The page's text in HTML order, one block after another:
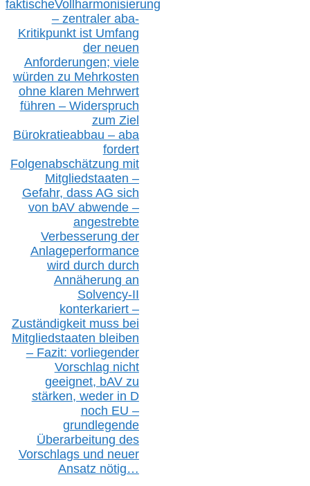
faktischeVollharmonisierung
– zentraler aba-
Kritikpunkt ist Umfang
der neuen
Anforderungen; viele
würden zu Mehrkosten
ohne klaren Mehrwert
führen – Widerspruch
zum Ziel
Bürokratieabbau – aba
fordert
Folgenabschätzung mit
Mitgliedstaaten –
Gefahr, dass AG sich
von bAV abwende –
angestrebte
Verbesserung der
Anlageperformance
wird durch durch
Annäherung an
Solvency-II
konterkariert –
Zuständigkeit muss bei
Mitgliedstaaten bleiben
– Fazit: vorliegender
Vorschlag nicht
geeignet, bAVzu
stärken, weder in D
noch EU –
grundlegende
Überarbeitung des
Vorschlags und neuer
Ansatz nötig…